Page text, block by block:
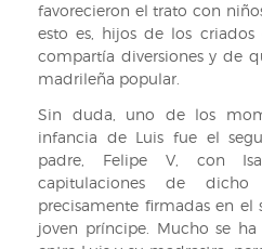
favorecieron el trato con
esto es, hijos de los
compartía diversiones y de
madrileña popular.
Sin duda, uno de los
infancia de Luis fue el
padre, Felipe V, con
capitulaciones de
precisamente firmadas en
joven príncipe. Mucho se